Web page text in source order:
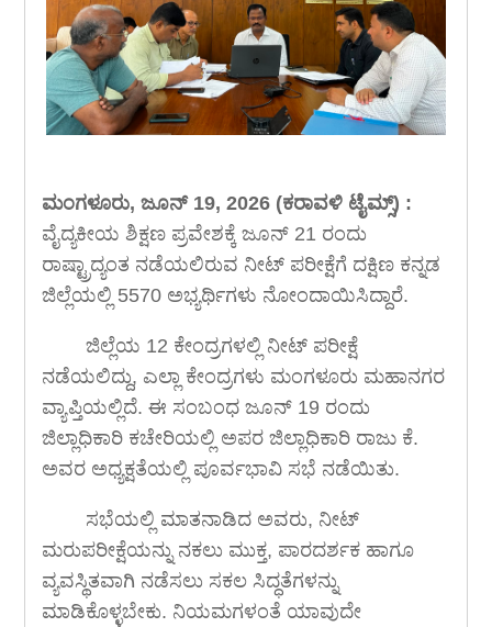
ಮಂಗಳೂರು, ಜೂನ್ 19, 2026 (ಕರಾವಳಿ ಟೈಮ್ಸ್) :
ವೈದ್ಯಕೀಯ ಶಿಕ್ಷಣ ಪ್ರವೇಶಕ್ಕೆ ಜೂನ್ 21 ರಂದು
ರಾಷ್ಟ್ರಾದ್ಯಂತ ನಡೆಯಲಿರುವ ನೀಟ್ ಪರೀಕ್ಷೆಗೆ ದಕ್ಷಿಣ ಕನ್ನಡ
ಜಿಲ್ಲೆಯಲ್ಲಿ 5570 ಅಭ್ಯರ್ಥಿಗಳು ನೋಂದಾಯಿಸಿದ್ದಾರೆ.
ಜಿಲ್ಲೆಯ 12 ಕೇಂದ್ರಗಳಲ್ಲಿ ನೀಟ್ ಪರೀಕ್ಷೆ
ನಡೆಯಲಿದ್ದು, ಎಲ್ಲಾ ಕೇಂದ್ರಗಳು ಮಂಗಳೂರು ಮಹಾನಗರ
ವ್ಯಾಪ್ತಿಯಲ್ಲಿದೆ. ಈ ಸಂಬಂಧ ಜೂನ್ 19 ರಂದು
ಜಿಲ್ಲಾಧಿಕಾರಿ ಕಚೇರಿಯಲ್ಲಿ ಅಪರ ಜಿಲ್ಲಾಧಿಕಾರಿ ರಾಜು ಕೆ.
ಅವರ ಅಧ್ಯಕ್ಷತೆಯಲ್ಲಿ ಪೂರ್ವಭಾವಿ ಸಭೆ ನಡೆಯಿತು.
ಸಭೆಯಲ್ಲಿ ಮಾತನಾಡಿದ ಅವರು, ನೀಟ್
ಮರುಪರೀಕ್ಷೆಯನ್ನು ನಕಲು ಮುಕ್ತ, ಪಾರದರ್ಶಕ ಹಾಗೂ
ವ್ಯವಸ್ಥಿತವಾಗಿ ನಡೆಸಲು ಸಕಲ ಸಿದ್ಧತೆಗಳನ್ನು
ಮಾಡಿಕೊಳ್ಳಬೇಕು. ನಿಯಮಗಳಂತೆ ಯಾವುದೇ